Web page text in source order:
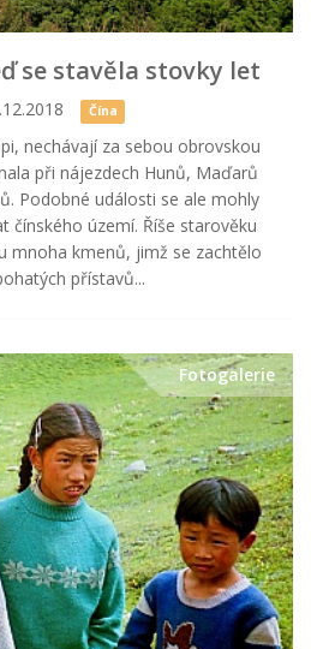
se stavěla stovky let
Čína
nechávají za sebou obrovskou
při nájezdech Hunů, Maďarů
Podobné události se ale mohly
čínského území. Říše starověku
mnoha kmenů, jimž se zachtělo
přístavů...
Fotogalerie